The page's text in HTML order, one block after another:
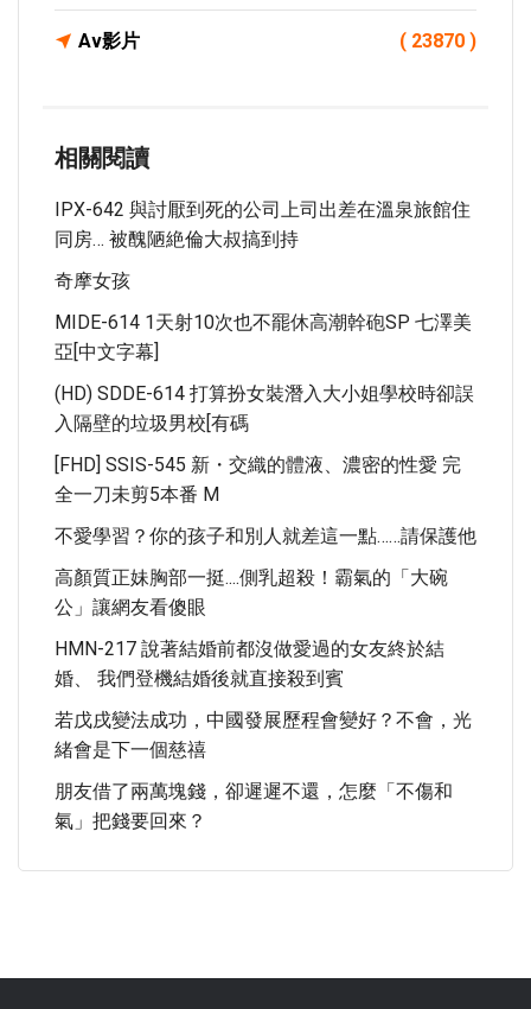
Av影片 ( 23870 )
相關閱讀
IPX-642 與討厭到死的公司上司出差在溫泉旅館住
同房… 被醜陋絶倫大叔搞到持
奇摩女孩
MIDE-614 1天射10次也不罷休高潮幹砲SP 七澤美
亞[中文字幕]
(HD) SDDE-614 打算扮女裝潛入大小姐學校時卻誤
入隔壁的垃圾男校[有碼
[FHD] SSIS-545 新・交織的體液、濃密的性愛 完
全一刀未剪5本番 M
不愛學習？你的孩子和別人就差這一點……請保護他
高顏質正妹胸部一挺....側乳超殺！霸氣的「大碗
公」讓網友看傻眼
HMN-217 說著結婚前都沒做愛過的女友終於結
婚、 我們登機結婚後就直接殺到賓
若戊戌變法成功，中國發展歷程會變好？不會，光
緒會是下一個慈禧
朋友借了兩萬塊錢，卻遲遲不還，怎麼「不傷和
氣」把錢要回來？